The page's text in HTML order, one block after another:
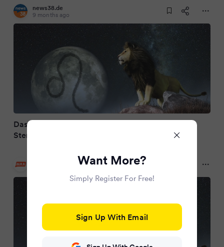
news38.de
9 months ago
Das Wochenende kann kommen: Für diese drei
Sternzeichen wird’s richtig wild
Want More?
Simply Register For Free!
Sign Up With Email